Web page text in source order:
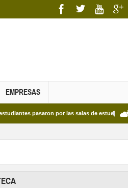
EMPRESAS
pasaron por las salas de estudio de las